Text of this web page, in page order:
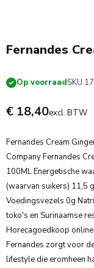
Fernandes
Op voorraadSKU
€ 18,40excl. BTW
Fernandes Cream
Company Fernandes
100ML Energetische
(waarvan suikers) 11,5
Voedingsvezels 0g
toko's en Surinaamse
Horecagoedkoop
Fernandes zorgt voor
lifestyle die eromheen